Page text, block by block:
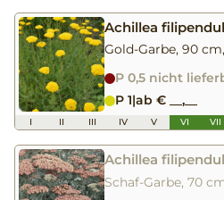
Achillea
Gold-Garbe, 90
P 0,5 nicht
P 1|ab € __,__
I II III IV V VI VII
Achillea
Schaf-Garbe, 70